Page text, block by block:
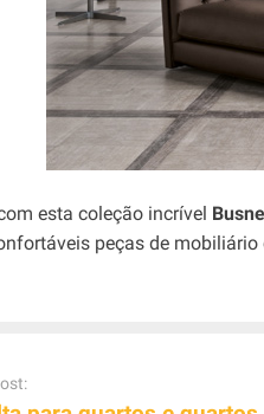
esta coleção incrível
​​peças de